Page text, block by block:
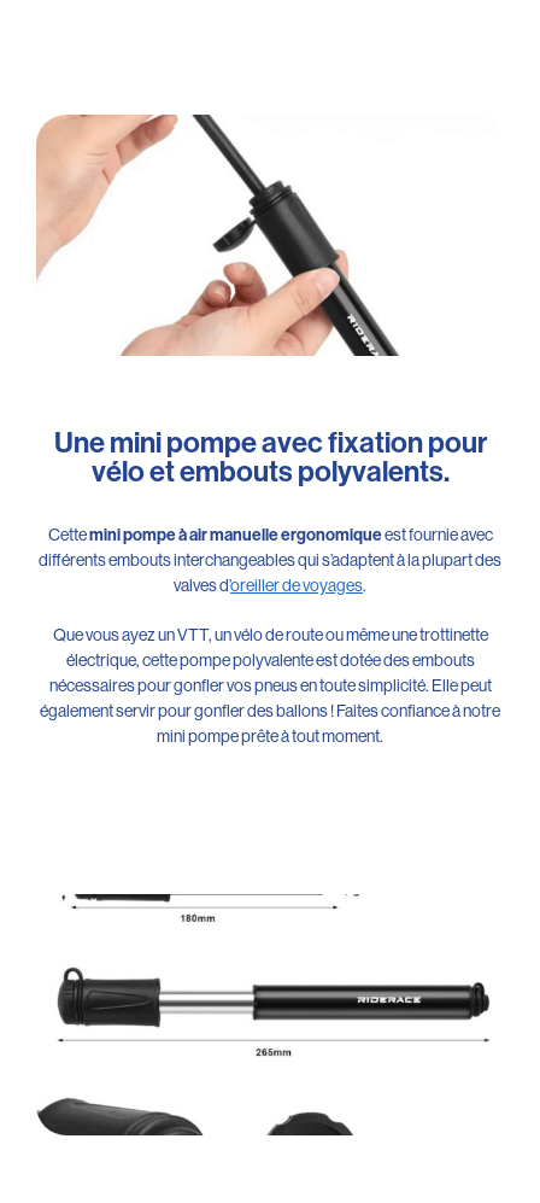
Une mini pompe avec fixation pour
vélo et embouts polyvalents.
Cettemini pompe à air manuelle ergonomiqueest fournie avec
différents embouts interchangeables qui s’adaptent à la plupart des
valves d’oreiller de voyages.
Que vous ayez un VTT, un vélo de route ou même une trottinette
électrique, cette pompe polyvalente est dotée des embouts
nécessaires pour gonfler vos pneus en toute simplicité. Elle peut
également servir pour gonfler des ballons ! Faites confiance à notre
mini pompe prête à tout moment.